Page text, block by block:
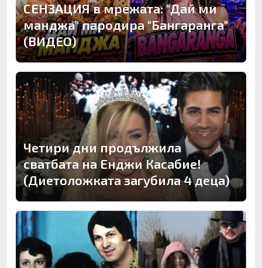
СЕНЗАЦИЯ в мрежата: "Дай ми
манджа" пародира "Бангаранга"
(ВИДЕО)
Четири дни продължила
сватбата на Енджи Касабие!
(Диетоложката загубила 4 деца)